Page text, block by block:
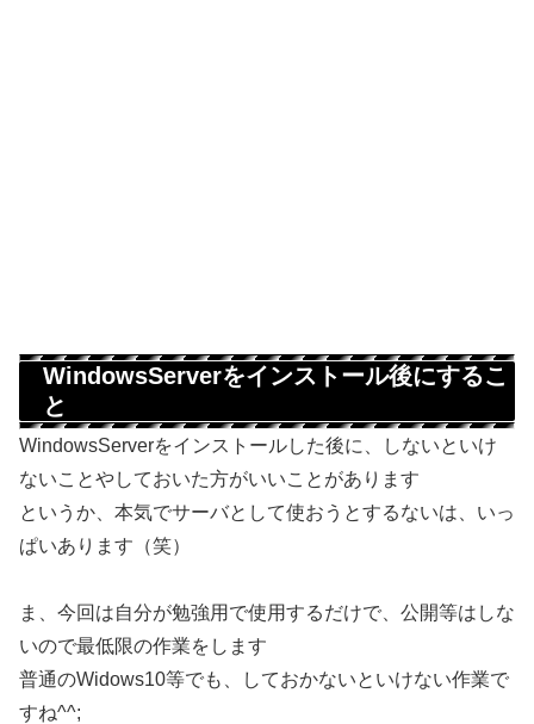
WindowsServerをインストール後にするこ
と
WindowsServerをインストールした後に、しないといけ
ないことやしておいた方がいいことがあります
というか、本気でサーバとして使おうとするないは、いっ
ぱいあります（笑）
ま、今回は自分が勉強用で使用するだけで、公開等はしな
いので最低限の作業をします
普通のWidows10等でも、しておかないといけない作業で
すね^^;